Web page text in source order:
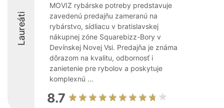
Laureáti
MOVIZ rybárske potreby predstavuje
zavedenú predajňu zameranú na
rybárstvo, sídliacu v bratislavskej
nákupnej zóne Squarebizz-Bory v
Devínskej Novej Vsi. Predajňa je známa
dôrazom na kvalitu, odbornosť i
zanietenie pre rybolov a poskytuje
komplexnú ...
8.7